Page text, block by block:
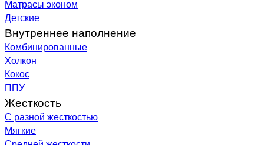
Матрасы эконом
Детские
Внутреннее наполнение
Комбинированные
Холкон
Кокос
ППУ
Жесткость
С разной жесткостью
Мягкие